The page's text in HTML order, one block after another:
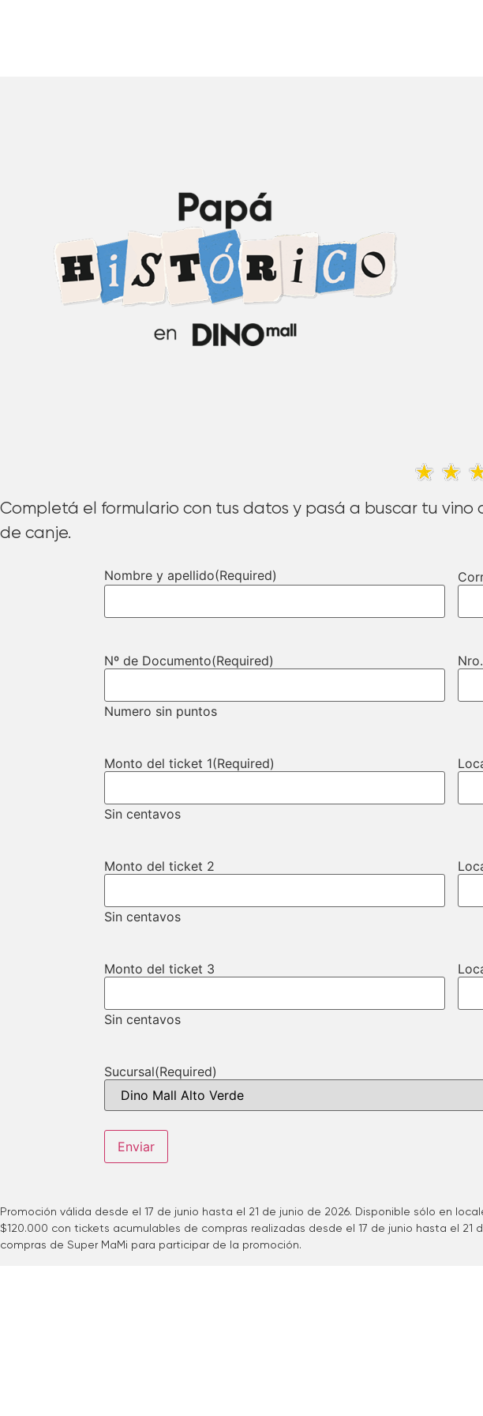
Completá el formulario con tus datos y pasá a buscar tu
de canje.
Promoción válida desde el 17 de junio hasta el 21 de junio de 2026. Disponible sólo en
$120.000 con tickets acumulables de compras realizadas desde el 17 de junio hasta el
compras de Super MaMi para participar de la promoción.